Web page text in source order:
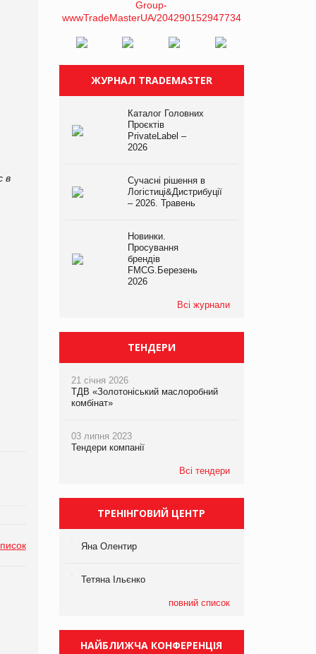
в
ЖУРНАЛ TRADEMASTER
Каталог Головних
Проєктів
PrivateLabel –
2026
Сучасні рішення в
Логістиці&Дистрибуції
– 2026. Травень
Новинки.
Просування
брендів
FMCG.Березень
2026
Всі журнали
ТЕНДЕРИ
21 січня 2026
ТДВ «Золотоніський маслоробний
комбінат»
03 липня 2023
Тендери компанії
Всі тендери
ТРЕНІНГОВИЙ ЦЕНТР
Яна Олентир
Тетяна Ільєнко
повний список
НАЙБЛИЖЧА КОНФЕРЕНЦІЯ